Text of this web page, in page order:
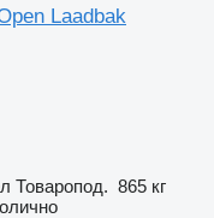
Laadbak
Товаропод. 865 кг